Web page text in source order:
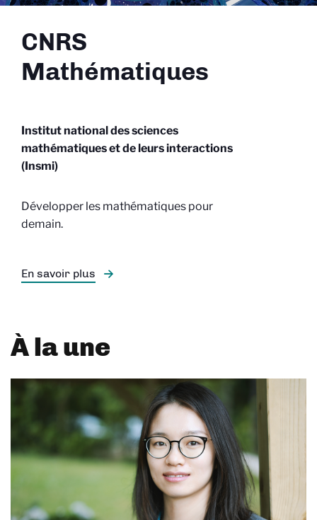
CNRS
Mathématiques
Institut national des sciences
mathématiques et de leurs interactions
(Insmi)
Développer les mathématiques pour
demain.
En savoir plus
À la une